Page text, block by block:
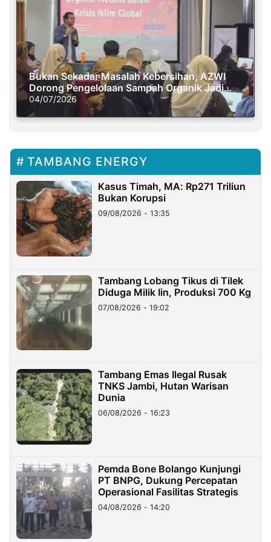
Bukan Sekadar Masalah Kebersihan, AZWI
Dorong Pengelolaan Sampah Organik Jadi
Solusi Krisis Iklim
04/07/2026
TAMBANG ENERGY
Kasus Timah, MA: Rp271 Triliun
Bukan Korupsi
09/08/2026 - 13:35
Tambang Lobang Tikus di Tilek
Diduga Milik Iin, Produksi 700 Kg
07/08/2026 - 19:02
Tambang Emas Ilegal Rusak
TNKS Jambi, Hutan Warisan
Dunia
06/08/2026 - 16:23
Pemda Bone Bolango Kunjungi
PT BNPG, Dukung Percepatan
Operasional Fasilitas Strategis
04/08/2026 - 14:20